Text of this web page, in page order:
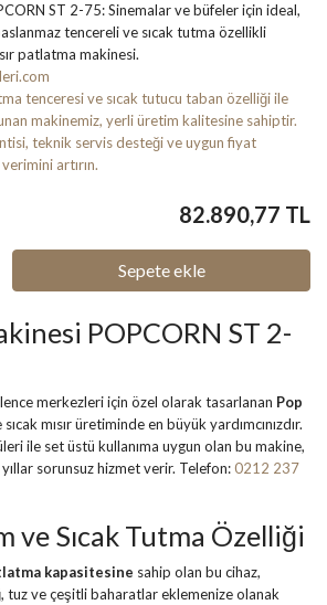
ST 2-75: Sinemalar ve büfeler için ideal,
tencereli ve sıcak tutma özellikli
patlatma makinesi.
82.890,77 TL
Sepete ekle
POPCORN ST 2-
merkezleri için özel olarak tasarlanan Pop
mısır üretiminde en büyük yardımcınızdır.
ile set üstü kullanıma uygun olan bu makine,
yıllar sorunsuz hizmet verir. Telefon:0212 237
ve Sıcak Tutma Özelliği
kapasitesine sahip olan bu cihaz,
tuz ve çeşitli baharatlar eklemenize olanak